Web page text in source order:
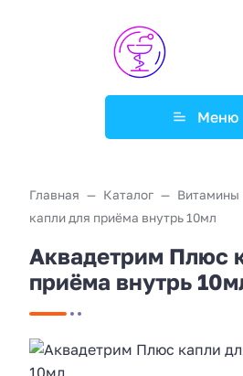
Меню
Главная Каталог Витамины
капли для приёма внутрь 10мл
Аквадетрим Плюс
приёма внутрь